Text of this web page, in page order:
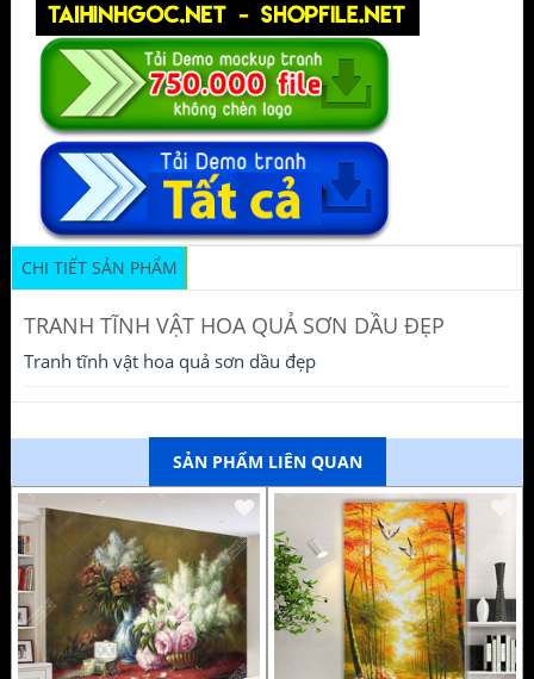
CHI TIẾT SẢN PHẨM
TRANH TĨNH VẬT HOA QUẢ SƠN DẦU ĐẸP
Tranh tĩnh vật hoa quả sơn dầu đẹp
SẢN PHẨM LIÊN QUAN